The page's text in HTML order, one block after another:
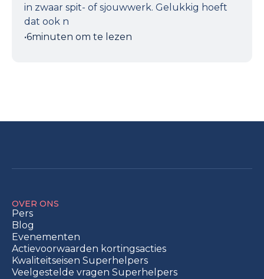
in zwaar spit- of sjouwwerk. Gelukkig hoeft
dat ook n
•6minuten om te lezen
OVER ONS
Pers
Blog
Evenementen
Actievoorwaarden kortingsacties
Kwaliteitseisen Superhelpers
Veelgestelde vragen Superhelpers